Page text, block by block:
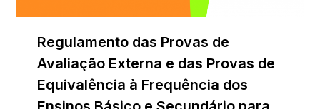
Regulamento das Provas de
Avaliação Externa e das Provas de
Equivalência à Frequência dos